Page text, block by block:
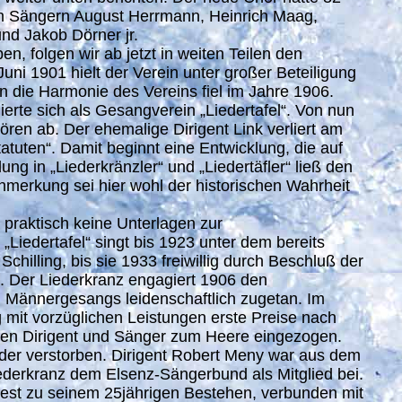
August Herrmann, Heinrich Maag,
Jakob Dörner jr.
folgen wir ab jetzt in weiten Teilen den
1901 hielt der Verein unter großer Beteiligung
die Harmonie des Vereins fiel im Jahre 1906.
sich als Gesangverein „Liedertafel“. Von nun
ab. Der ehemalige Dirigent Link verliert am
Damit beginnt eine Entwicklung, die auf
in „Liederkränzler“ und „Liedertäfler“ ließ den
sei hier wohl der historischen Wahrheit
keine Unterlagen zur
singt bis 1923 unter dem bereits
bis sie 1933 freiwillig durch Beschluß der
Der Liederkranz engagiert 1906 den
leidenschaftlich zugetan. Im
vorzüglichen Leistungen erste Preise nach
Dirigent und Sänger zum Heere eingezogen.
verstorben. Dirigent Robert Meny war aus dem
dem Elsenz-Sängerbund als Mitglied bei.
zu seinem 25jährigen Bestehen, verbunden mit